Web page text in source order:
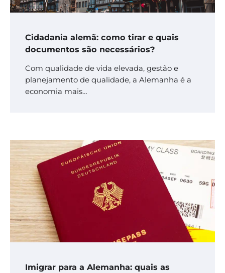
Cidadania alemã: como tirar e quais
documentos são necessários?
Com qualidade de vida elevada, gestão e
planejamento de qualidade, a Alemanha é a
economia mais…
Imigrar para a Alemanha: quais as